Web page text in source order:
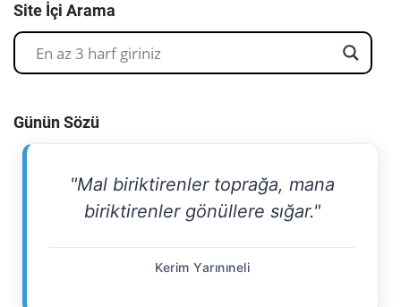
Site İçi Arama
Günün Sözü
"Mal biriktirenler toprağa, mana
biriktirenler gönüllere sığar."
Kerim Yarınıneli